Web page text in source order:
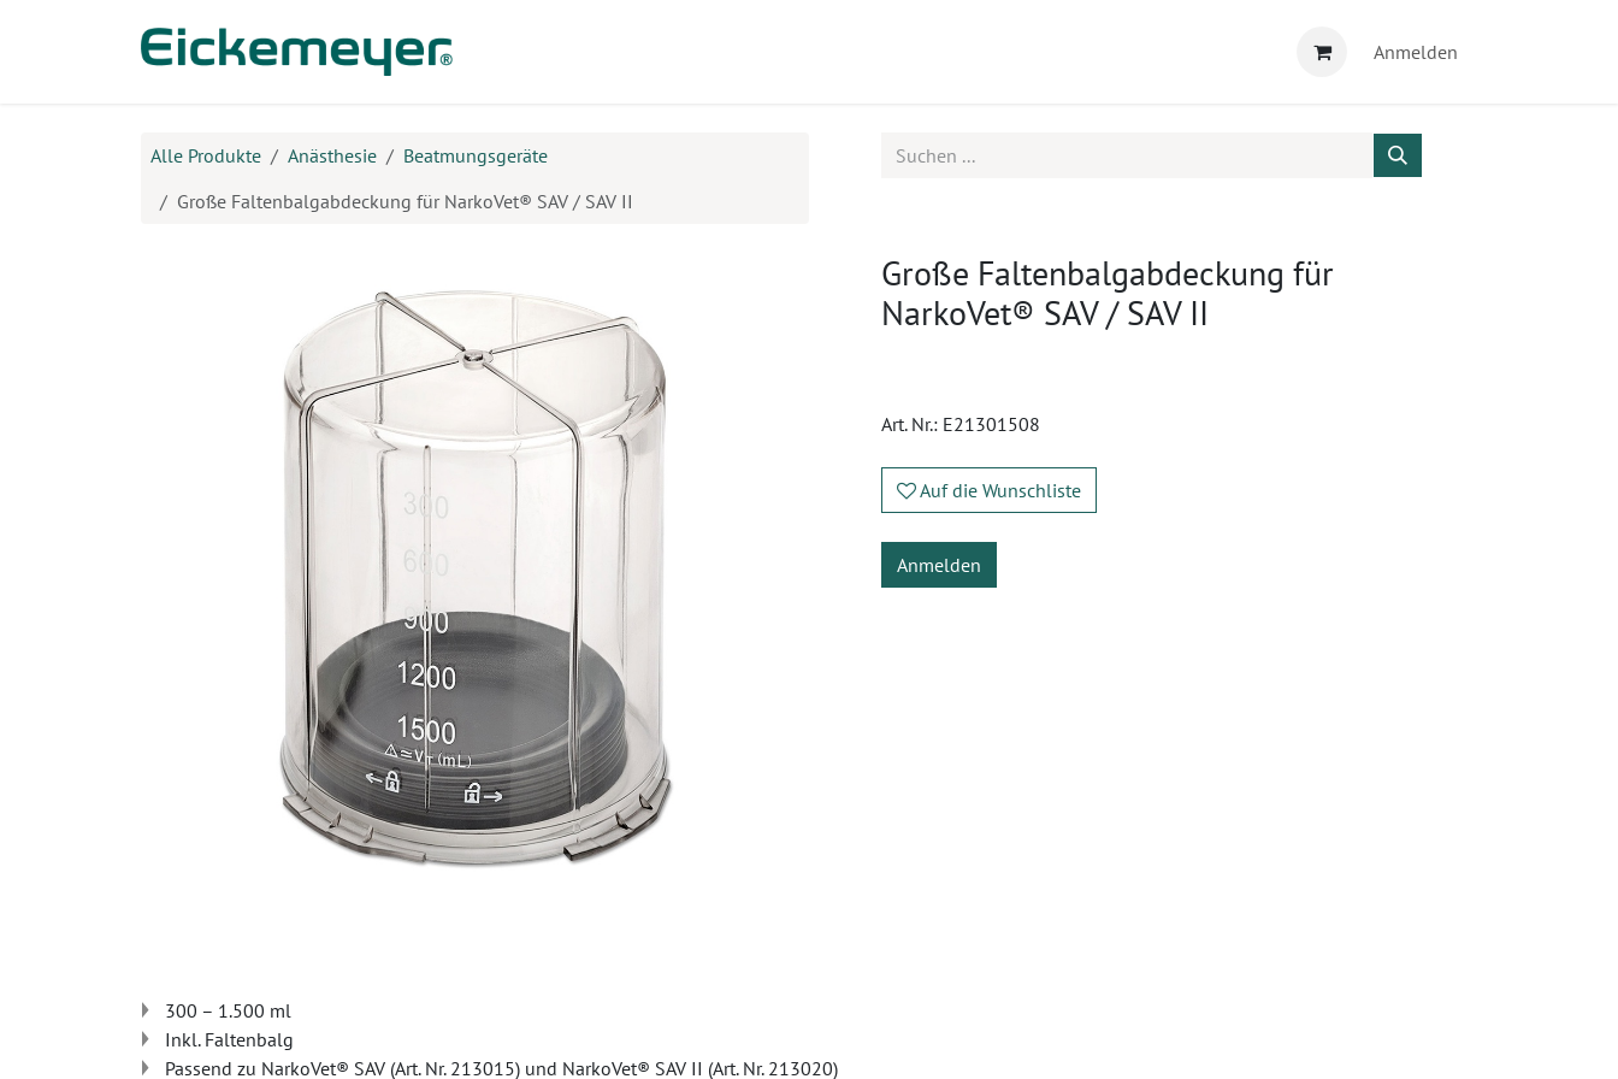
Anmelden
Alle Produkte Anästhesie
Beatmungsgeräte
Große Faltenbalgabdeckung für NarkoVet® SAV / SAV II
Große Faltenbalgabdeckung für
NarkoVet® SAV / SAV II
Art. Nr.: E21301508
Auf die Wunschliste
Anmelden
300 – 1.500 ml
Inkl. Faltenbalg
Passend zu NarkoVet® SAV (Art. Nr. 213015) und NarkoVet® SAV II (Art. Nr. 213020)